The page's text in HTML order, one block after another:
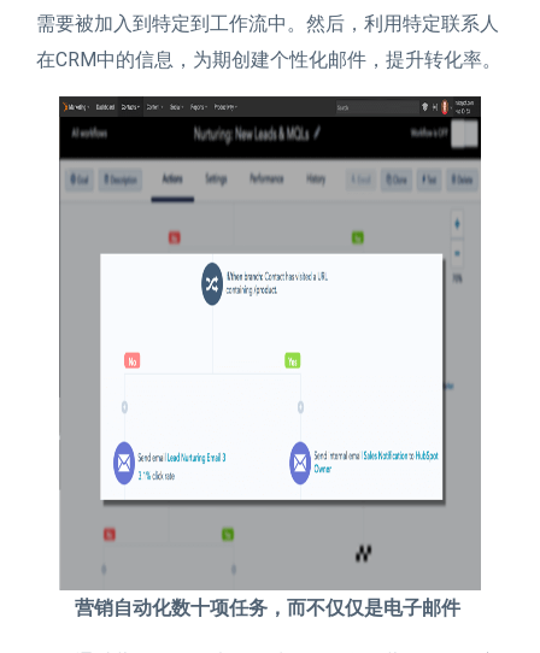
需要被加入到特定到工作流中。然后，利用特定联系人
在CRM中的信息，为期创建个性化邮件，提升转化率。
营销自动化数十项任务，而不仅仅是电子邮件